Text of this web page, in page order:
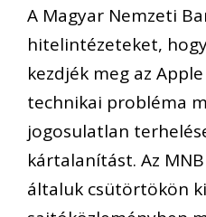
A Magyar Nemzeti
hitelintézeteket,
kezdjék meg az
technikai probléma
jogosulatlan
kártalanítást. Az
általuk csütörtökön